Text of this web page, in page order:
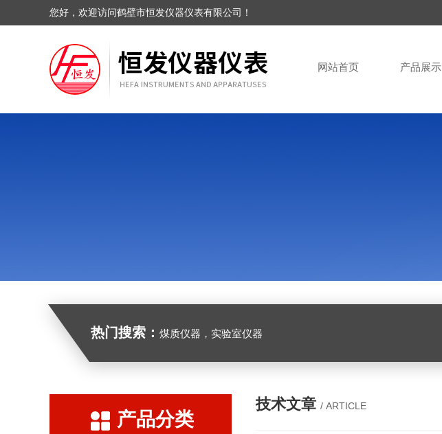
您好，欢迎访问鹤壁市恒发仪器仪表有限公司！
网站首页 产品展示
热门搜索： 煤质仪器，实验室仪器
产品分类
技术文章 / ARTICLE